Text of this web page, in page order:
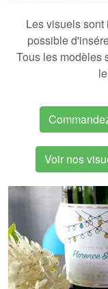
Les visuels
possible
Tous les modèles
Voir nos